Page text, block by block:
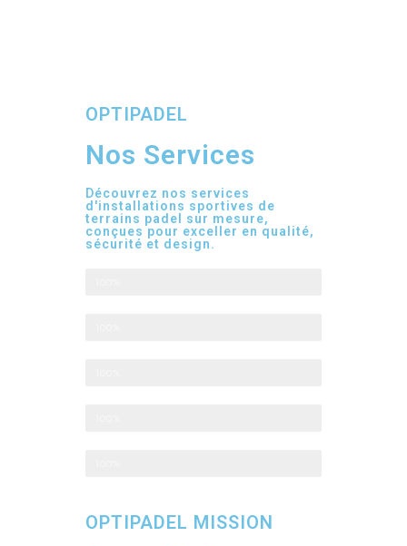
OPTIPADEL
Nos Services
Découvrez nos services
d'installations sportives de
terrains padel sur mesure,
conçues pour exceller en qualité,
sécurité et design.
OPTIPADEL MISSION